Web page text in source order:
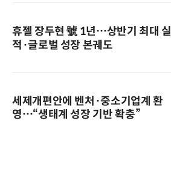
휴젤 장두현 號 1년…상반기 최대 실
적·글로벌 성장 본궤도
세제개편안에 벤처·중소기업계 환
영…“생태계 성장 기반 확충”